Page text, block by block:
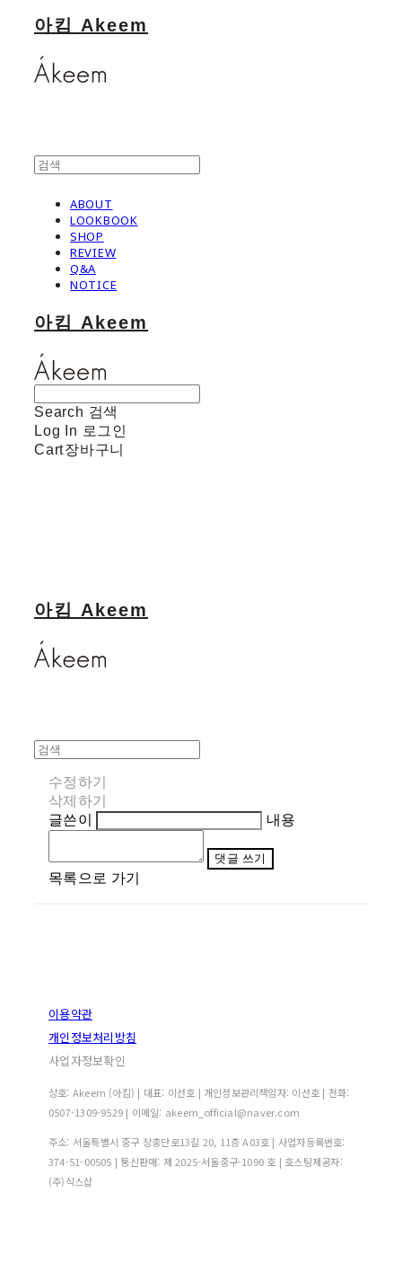
아킴 Akeem
ABOUT
LOOKBOOK
SHOP
REVIEW
Q&A
NOTICE
아킴 Akeem
Search 검색
Log In 로그인
Cart장바구니
아킴 Akeem
수정하기
삭제하기
글쓴이
내용
댓글 쓰기
목록으로 가기
이용약관
개인정보처리방침
사업자정보확인
상호: Akeem (아킴) | 대표: 이선호 | 개인정보관리책임자: 이선호 | 전화:
0507-1309-9529 | 이메일: akeem_official@naver.com
주소: 서울특별시 중구 장충단로13길 20, 11층 A03호 | 사업자등록번호:
374-51-00505 | 통신판매: 제 2025-서울중구-1090 호 | 호스팅제공자:
(주)식스샵